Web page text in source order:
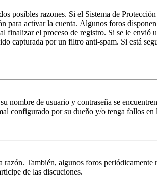
posibles razones. Si el Sistema de
para activar la cuenta. Algunos foros
finalizar el proceso de registro. Si se le
capturada por un filtro anti-spam. Si está
nombre de usuario y contraseña se
configurado por su dueño y/o tenga fallos
También, algunos foros
de las discuciones.